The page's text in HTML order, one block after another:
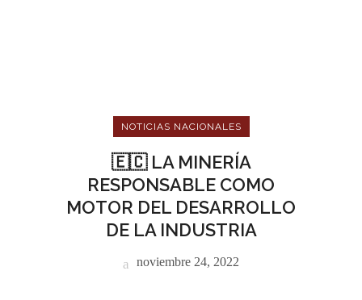
NOTICIAS NACIONALES
🇪🇨 LA MINERÍA
RESPONSABLE COMO
MOTOR DEL DESARROLLO
DE LA INDUSTRIA
noviembre 24, 2022